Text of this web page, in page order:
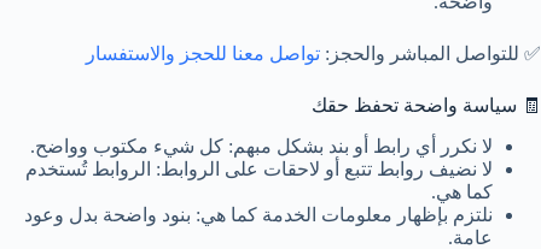
✅ للتواصل المباشر والحجز: تواصل معنا للحجز والاستفسار
🧾 سياسة واضحة تحفظ حقك
لا نكرر أي رابط أو بند بشكل مبهم: كل شيء مكتوب وواضح.
لا نضيف روابط تتبع أو لاحقات على الروابط: الروابط تُستخدم
كما هي.
نلتزم بإظهار معلومات الخدمة كما هي: بنود واضحة بدل وعود
عامة.